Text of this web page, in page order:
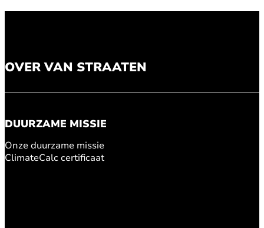
OVER VAN STRAATEN
DUURZAME MISSIE
Onze duurzame missie
ClimateCalc certificaat